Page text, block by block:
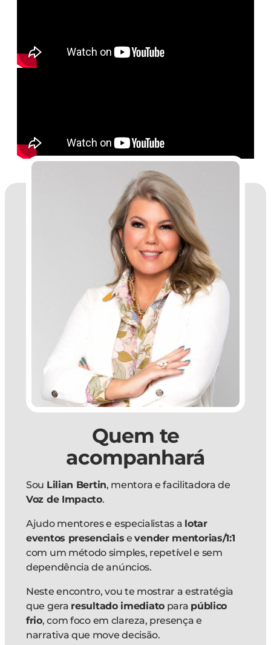
Quem te
acompanhará
Sou Lilian Bertin, mentora e facilitadora de
Voz de Impacto.
Ajudo mentores e especialistas a lotar
eventos presenciais evender mentorias/1:1
com um método simples, repetível e sem
dependência de anúncios.
Neste encontro, vou te mostrar a estratégia
que gera resultado imediatopara público
frio, com foco em clareza, presença e
narrativa que move decisão.